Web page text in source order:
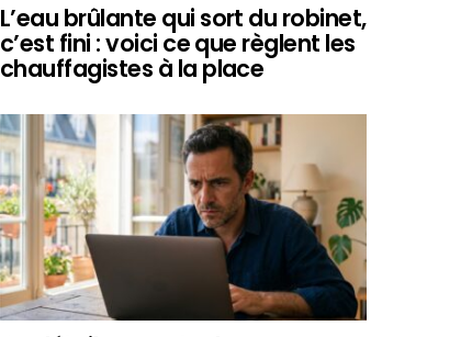
L’eau brûlante qui sort du robinet,
c’est fini : voici ce que règlent les
chauffagistes à la place